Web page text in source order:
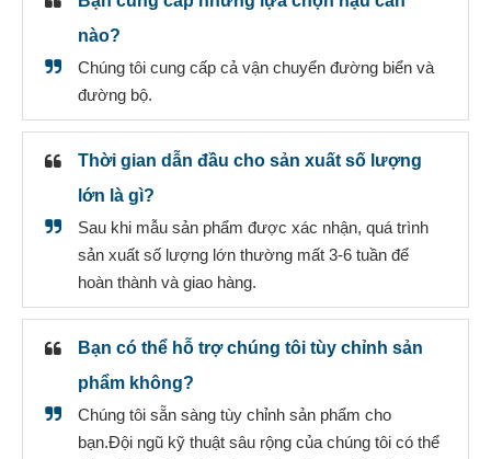
nào?
Chúng tôi cung cấp cả vận chuyển đường biển và
đường bộ.
Thời gian dẫn đầu cho sản xuất số lượng
lớn là gì?
Sau khi mẫu sản phẩm được xác nhận, quá trình
sản xuất số lượng lớn thường mất 3-6 tuần để
hoàn thành và giao hàng.
Bạn có thể hỗ trợ chúng tôi tùy chỉnh sản
phẩm không?
Chúng tôi sẵn sàng tùy chỉnh sản phẩm cho
bạn.Đội ngũ kỹ thuật sâu rộng của chúng tôi có thể